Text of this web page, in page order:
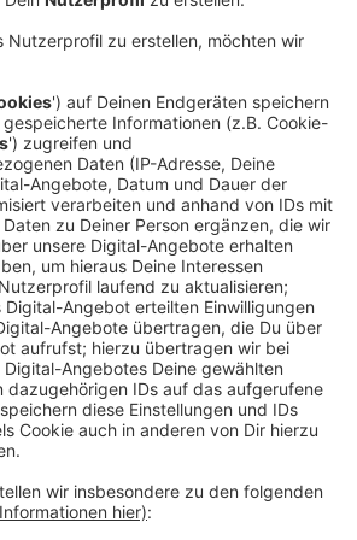
inzwischen die Nutzung des
und Familien, sagt die Fraktion.
die Schützenbruderschaft ihren
die Öffentlichkeit schließt, sollte
In einem Antrag an den Ratinger
die CDU jetzt unter anderem
für Hundebesitzer
das Ordnungsamt öfter dort Streife